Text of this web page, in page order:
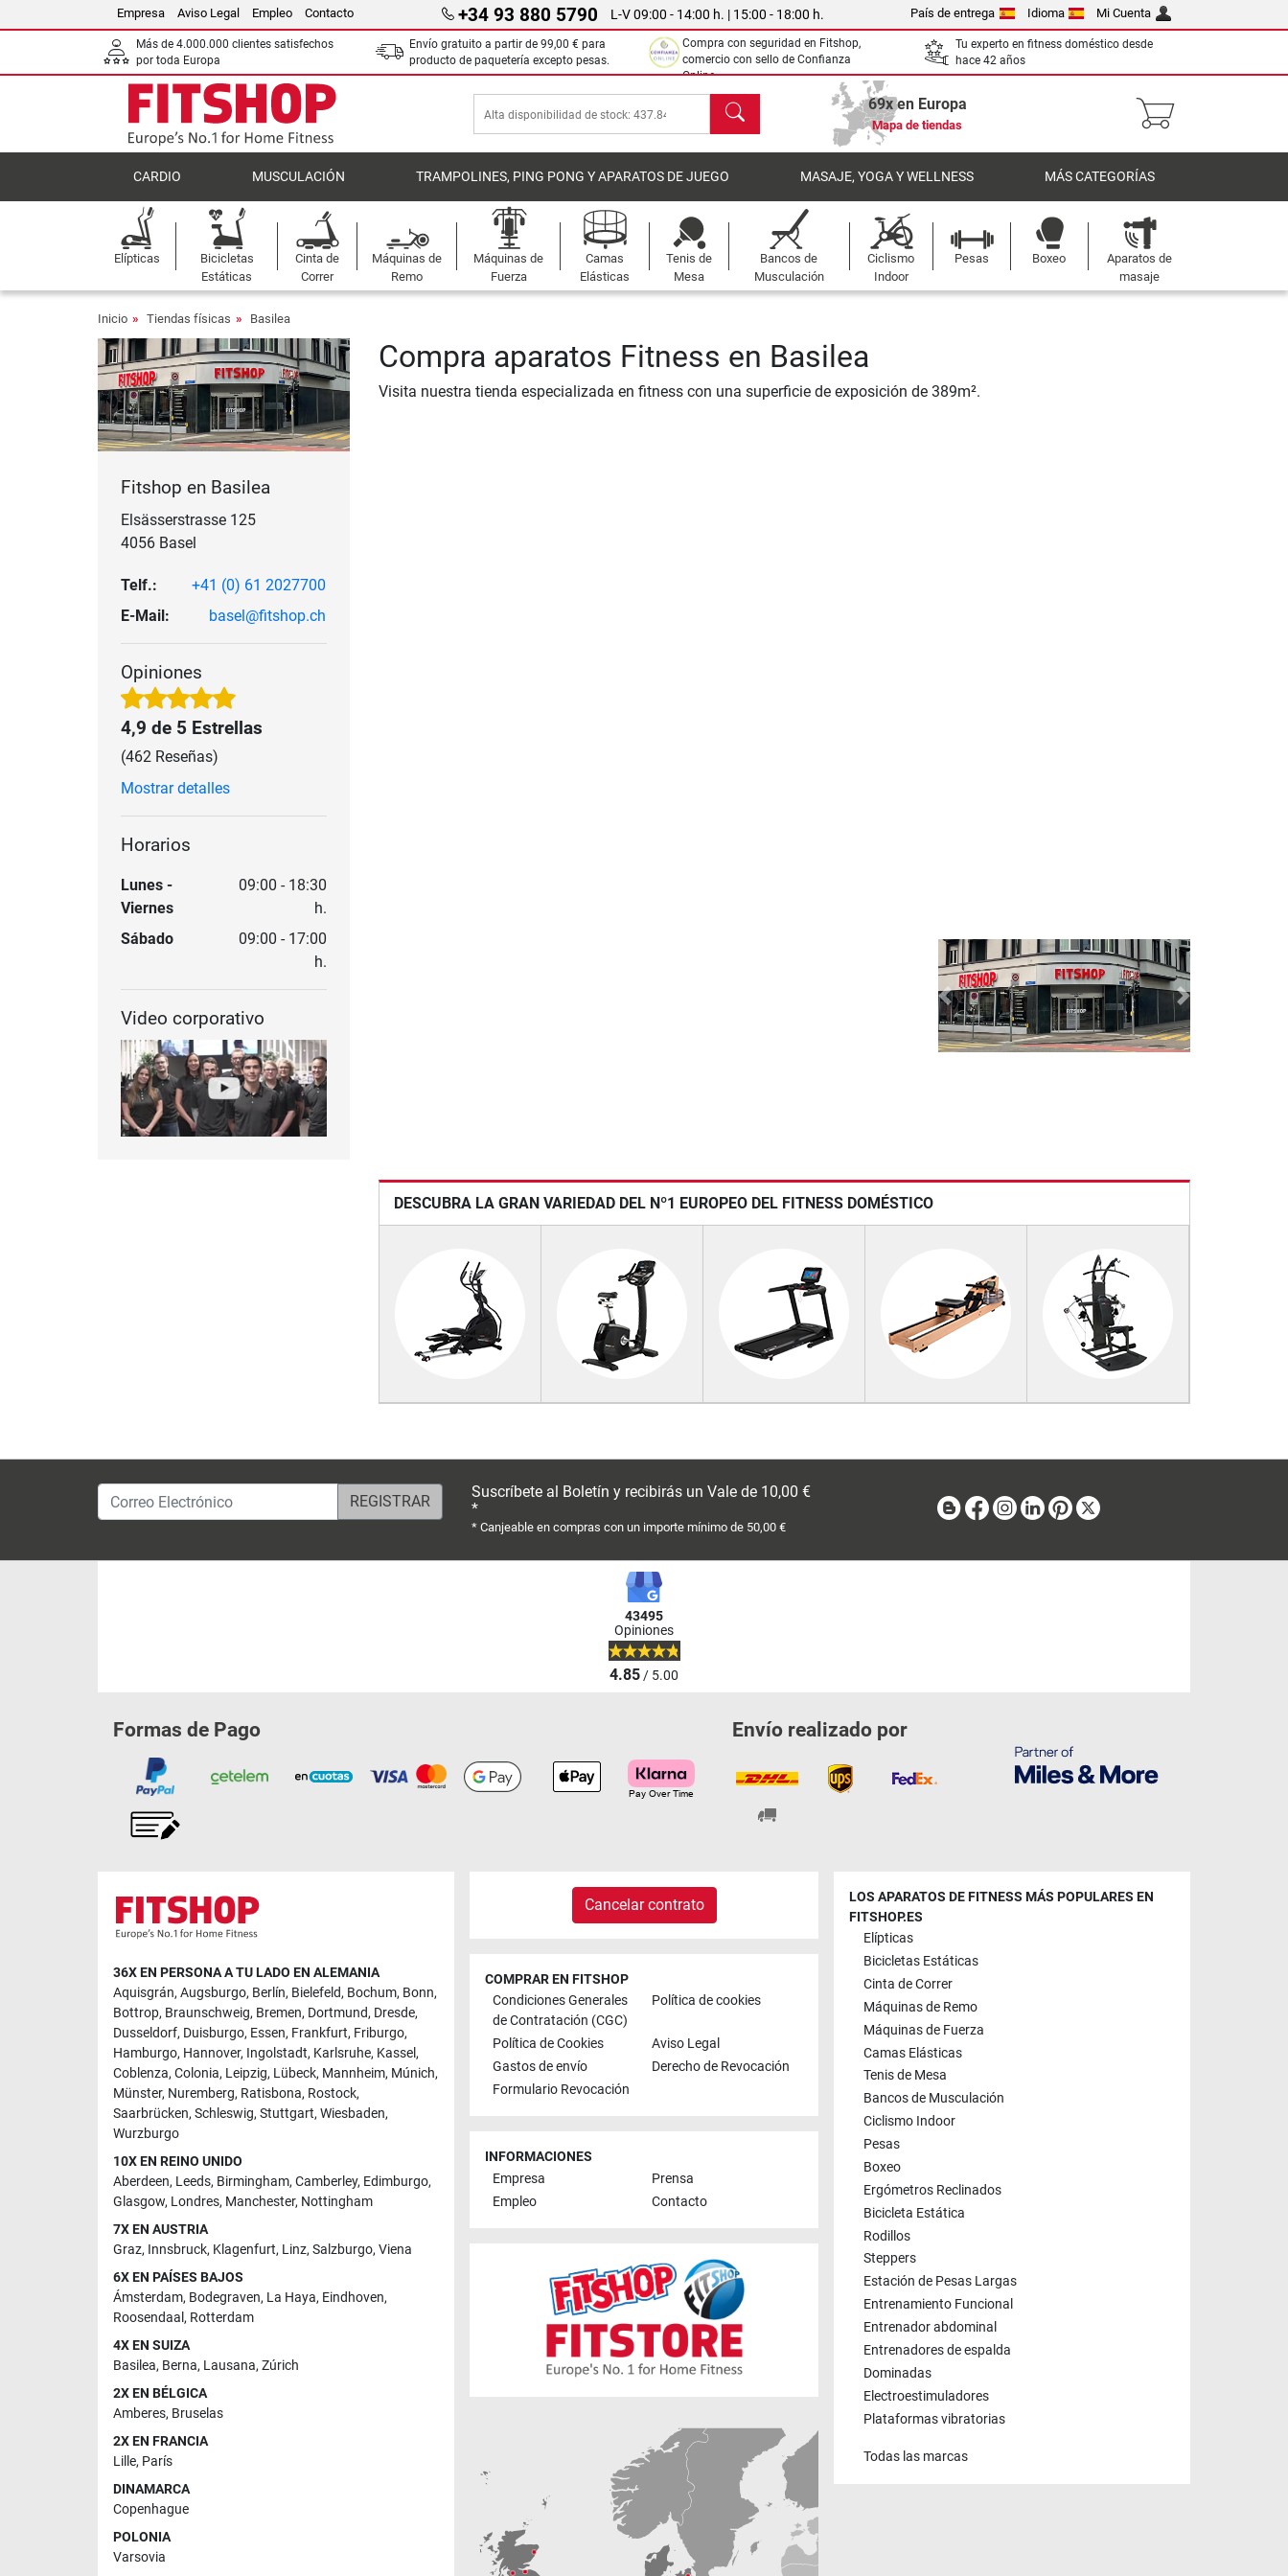
Empresa Aviso Legal Empleo Contacto +34 93 880 5790 L-V 09:00 - 14:00 h. | 15:00 - 18:00 h. País de entrega Idioma Mi Cuenta
Más de 4.000.000 clientes satisfechos
por toda Europa
Envío gratuito a partir de 99,00 € para
producto de paquetería excepto pesas.
Compra con seguridad en Fitshop,
comercio con sello de Confianza
Online.
Tu experto en fitness doméstico desde
hace 42 años
Buscar 69x en Europa
Mapa de tiendas
CARDIO MUSCULACIÓN TRAMPOLINES, PING PONG Y APARATOS DE JUEGO MASAJE, YOGA Y WELLNESS MÁS CATEGORÍAS
Elípticas
Bicicletas
Estáticas
Cinta de
Correr
Máquinas de
Remo
Máquinas de
Fuerza
Camas
Elásticas
Tenis de
Mesa
Bancos de
Musculación
Ciclismo
Indoor
Pesas Boxeo
Aparatos de
masaje
Inicio Tiendas físicas Basilea
Fitshop en Basilea
Elsässerstrasse 125
4056 Basel
Telf.:
+41 (0) 61 2027700
E-Mail:
basel@fitshop.ch
Opiniones
4,9 de 5 Estrellas
(462 Reseñas)
Mostrar detalles
Horarios
Lunes -
Viernes
09:00 - 18:30
h.
Sábado
09:00 - 17:00
h.
Video corporativo
Compra aparatos Fitness en Basilea
Visita nuestra tienda especializada en fitness con una superficie de exposición de 389m².
Previous Next
DESCUBRA LA GRAN VARIEDAD DEL Nº1 EUROPEO DEL FITNESS DOMÉSTICO
Correo Electrónico
Suscríbete al Boletín y recibirás un Vale de 10,00 €
*
* Canjeable en compras con un importe mínimo de 50,00 €
BlogFacebook
Instagram
LinkedinPinterest
43495
Opiniones
4.85/ 5.00
Formas de Pago Envío realizado por
36X EN PERSONA A TU LADO EN ALEMANIA
Aquisgrán, Augsburgo, Berlín, Bielefeld, Bochum, Bonn,
Bottrop, Braunschweig, Bremen, Dortmund, Dresde,
Dusseldorf, Duisburgo, Essen, Frankfurt, Friburgo,
Hamburgo, Hannover, Ingolstadt, Karlsruhe, Kassel,
Coblenza, Colonia, Leipzig, Lübeck, Mannheim, Múnich,
Münster, Nuremberg, Ratisbona, Rostock,
Saarbrücken, Schleswig, Stuttgart, Wiesbaden,
Wurzburgo
10X EN REINO UNIDO
Aberdeen, Leeds, Birmingham, Camberley, Edimburgo,
Glasgow, Londres, Manchester, Nottingham
7X EN AUSTRIA
Graz, Innsbruck, Klagenfurt, Linz, Salzburgo, Viena
6X EN PAÍSES BAJOS
Ámsterdam, Bodegraven, La Haya, Eindhoven,
Roosendaal , Rotterdam
4X EN SUIZA
Basilea, Berna, Lausana, Zúrich
2X EN BÉLGICA
Amberes, Bruselas
2X EN FRANCIA
Lille, París
DINAMARCA
Copenhague
POLONIA
Varsovia
Cancelar contrato
COMPRAR EN FITSHOP
Condiciones Generales
de Contratación (CGC)
Política de cookies
Política de Cookies
Aviso Legal
Gastos de envío
Derecho de Revocación
Formulario Revocación
INFORMACIONES
Empresa
Prensa
Empleo
Contacto
LOS APARATOS DE FITNESS MÁS POPULARES EN
FITSHOP.ES
Elípticas
Bicicletas Estáticas
Cinta de Correr
Máquinas de Remo
Máquinas de Fuerza
Camas Elásticas
Tenis de Mesa
Bancos de Musculación
Ciclismo Indoor
Pesas
Boxeo
Ergómetros Reclinados
Bicicleta Estática
Rodillos
Steppers
Estación de Pesas Largas
Entrenamiento Funcional
Entrenador abdominal
Entrenadores de espalda
Dominadas
Electroestimuladores
Plataformas vibratorias
Todas las marcas